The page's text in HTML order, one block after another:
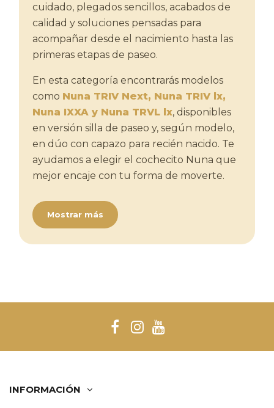
cuidado, plegados sencillos, acabados de
calidad y soluciones pensadas para
acompañar desde el nacimiento hasta las
primeras etapas de paseo.
En esta categoría encontrarás modelos
como Nuna TRIV Next, Nuna TRIV lx,
Nuna IXXA y Nuna TRVL lx, disponibles
en versión silla de paseo y, según modelo,
en dúo con capazo para recién nacido. Te
ayudamos a elegir el cochecito Nuna que
mejor encaje con tu forma de moverte.
Mostrar más
INFORMACIÓN